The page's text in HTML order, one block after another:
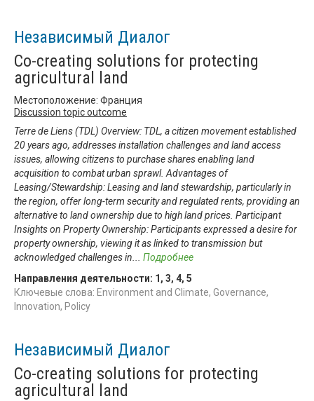
Независимый Диалог
Co-creating solutions for protecting
agricultural land
Местоположение: Франция
Discussion topic outcome
Terre de Liens (TDL) Overview: TDL, a citizen movement established
20 years ago, addresses installation challenges and land access
issues, allowing citizens to purchase shares enabling land
acquisition to combat urban sprawl. Advantages of
Leasing/Stewardship: Leasing and land stewardship, particularly in
the region, offer long-term security and regulated rents, providing an
alternative to land ownership due to high land prices. Participant
Insights on Property Ownership: Participants expressed a desire for
property ownership, viewing it as linked to transmission but
acknowledged challenges in
Подробнее
Направления деятельности: 1 , 3, 4, 5
Ключевые слова: Environment and Climate, Governance,
Innovation, Policy
Независимый Диалог
Co-creating solutions for protecting
agricultural land